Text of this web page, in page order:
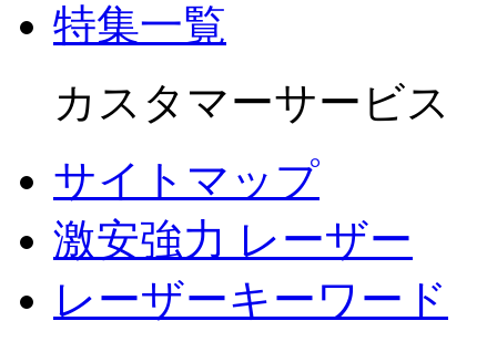
特集一覧
カスタマーサービス
サイトマップ
激安強力 レーザー
レーザーキーワード